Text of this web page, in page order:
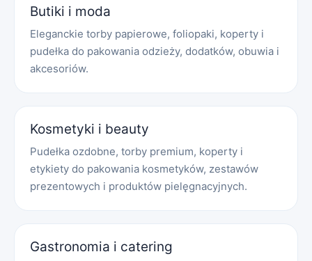
Butiki i moda
Eleganckie torby papierowe, foliopaki, koperty i
pudełka do pakowania odzieży, dodatków, obuwia i
akcesoriów.
Kosmetyki i beauty
Pudełka ozdobne, torby premium, koperty i
etykiety do pakowania kosmetyków, zestawów
prezentowych i produktów pielęgnacyjnych.
Gastronomia i catering